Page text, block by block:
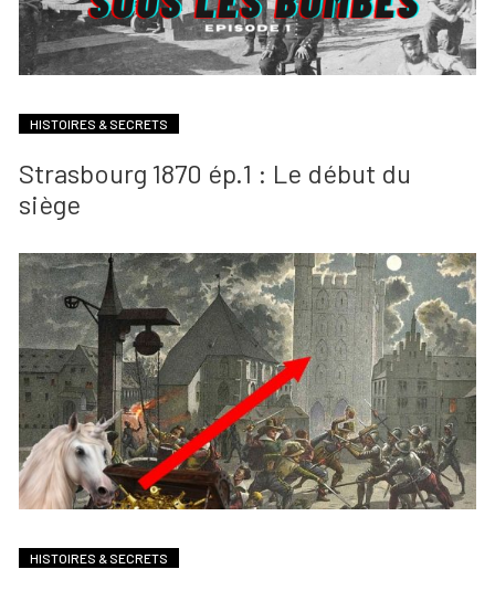
HISTOIRES & SECRETS
Strasbourg 1870 ép.1 : Le début du
siège
HISTOIRES & SECRETS